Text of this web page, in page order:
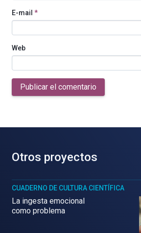
E-mail *
Web
Publicar el comentario
Otros proyectos
CUADERNO DE CULTURA CIENTÍFICA
La ingesta emocional
como problema